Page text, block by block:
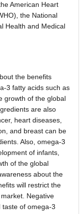
American Heart
the National
Health and Medical
the benefits
3 fatty acids such as
growth of the global
are also
heart diseases,
and breast can be
Also, omega-3
of infants,
of the global
about the
will restrict the
Negative
of omega-3